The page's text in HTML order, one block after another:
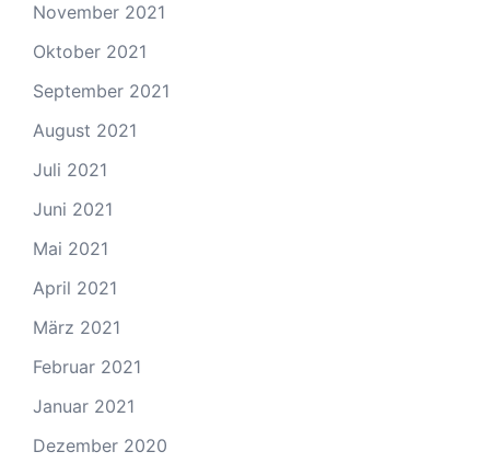
November 2021
Oktober 2021
September 2021
August 2021
Juli 2021
Juni 2021
Mai 2021
April 2021
März 2021
Februar 2021
Januar 2021
Dezember 2020